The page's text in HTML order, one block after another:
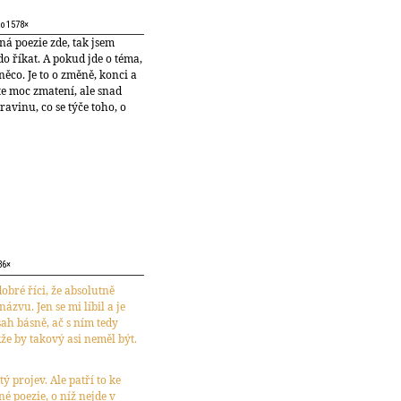
1578×
poezie zde, tak jsem
říkat. A pokud jde o téma,
Je to o změně, konci a
moc zmatení, ale snad
co se týče toho, o
říci, že absolutně
Jen se mi líbil a je
básně, ač s ním tedy
by takový asi neměl být.
projev. Ale patří to ke
poezie, o níž nejde v